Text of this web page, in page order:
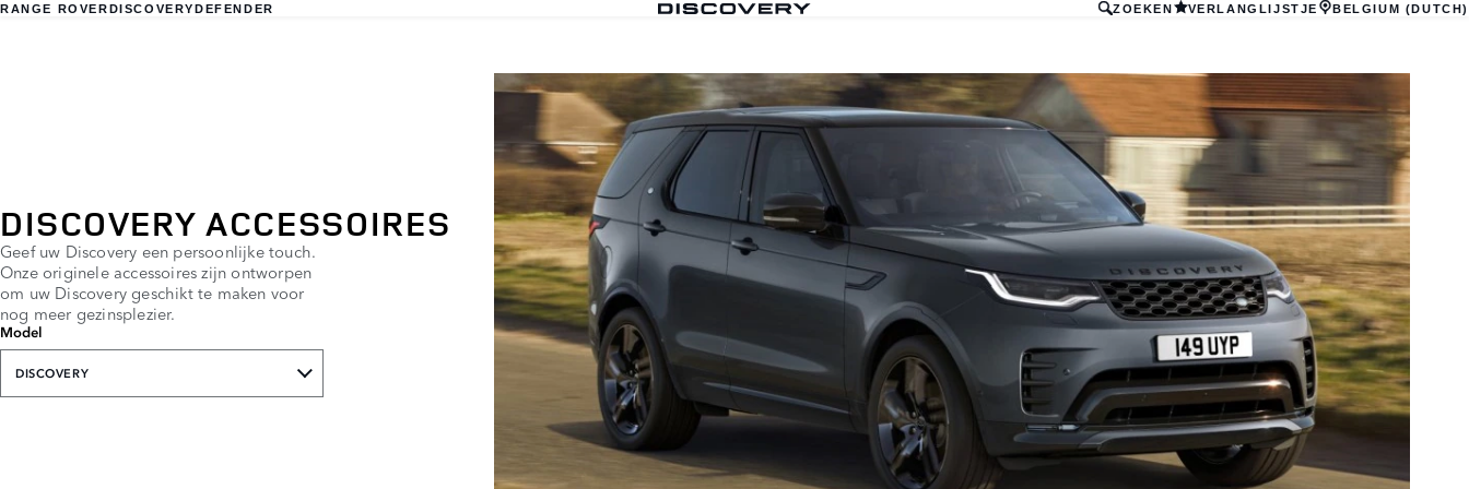
RANGE ROVERDISCOVERYDEFENDER ZOEKEN VERLANGLIJSTJE BELGIUM (DUTCH)
DISCOVERY ACCESSOIRES
Geef uw Discovery een persoonlijke touch.
Onze originele accessoires zijn ontworpen
om uw Discovery geschikt te maken voor
nog meer gezinsplezier.
Model
DISCOVERY